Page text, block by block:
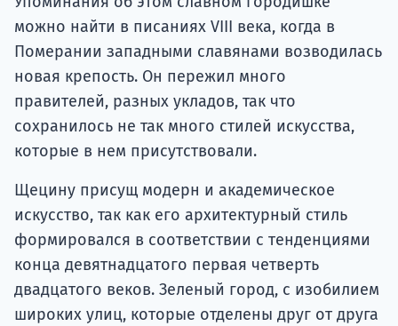
можно найти в писаниях VIII века, когда в
Померании западными славянами возводилась
новая крепость. Он пережил много
правителей, разных укладов, так что
сохранилось не так много стилей искусства,
которые в нем присутствовали.
Щецину присущ модерн и академическое
искусство, так как его архитектурный стиль
формировался в соответствии с тенденциями
конца девятнадцатого первая четверть
двадцатого веков. Зеленый город, с изобилием
широких улиц, которые отделены друг от друга